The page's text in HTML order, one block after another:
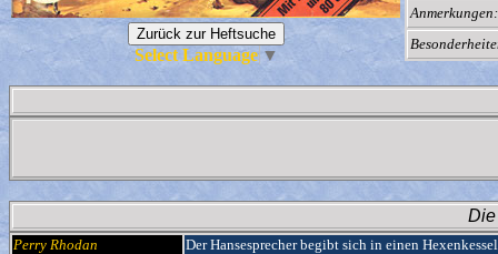
Anmerkungen:
Select Language ▼
Perry Rhodan
Der Hansesprecher begibt sich in einen Hexenkessel